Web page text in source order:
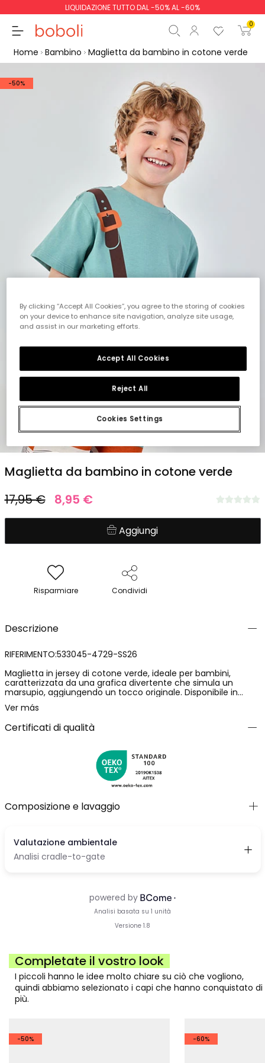
LIQUIDAZIONE TUTTO DAL -50% AL -60%
0
Inizio ordine
Home Bambino Maglietta da bambino in cotone verde
-50%
Maglietta da bambino in cotone verde
17,95 € 8,95 €
Aggiungi
Risparmiare Condividi
Descrizione
RIFERIMENTO:533045-4729-SS26
Maglietta in jersey di cotone verde, ideale per bambini,
caratterizzata da una grafica divertente che simula un
marsupio, aggiungendo un tocco originale. Disponibile in
taglie da 12 mesi fino a 10 anni, copre una vasta gamma di
età. Il materiale morbido e leggero assicura comfort per
tutto il giorno. Perfetta per abbinamenti casual, questa
maglietta a maniche corte è adatta per qualsiasi attività
Ver más
Certificati di qualità
Composizione e lavaggio
Completate il vostro look
I piccoli hanno le idee molto chiare su ciò che vogliono,
quindi abbiamo selezionato i capi che hanno conquistato di
più.
-50% -60%
By clicking “Accept All Cookies”, you agree to the storing of cookies
on your device to enhance site navigation, analyze site usage,
and assist in our marketing efforts.
Cookies Settings
Reject All
Accept All Cookies